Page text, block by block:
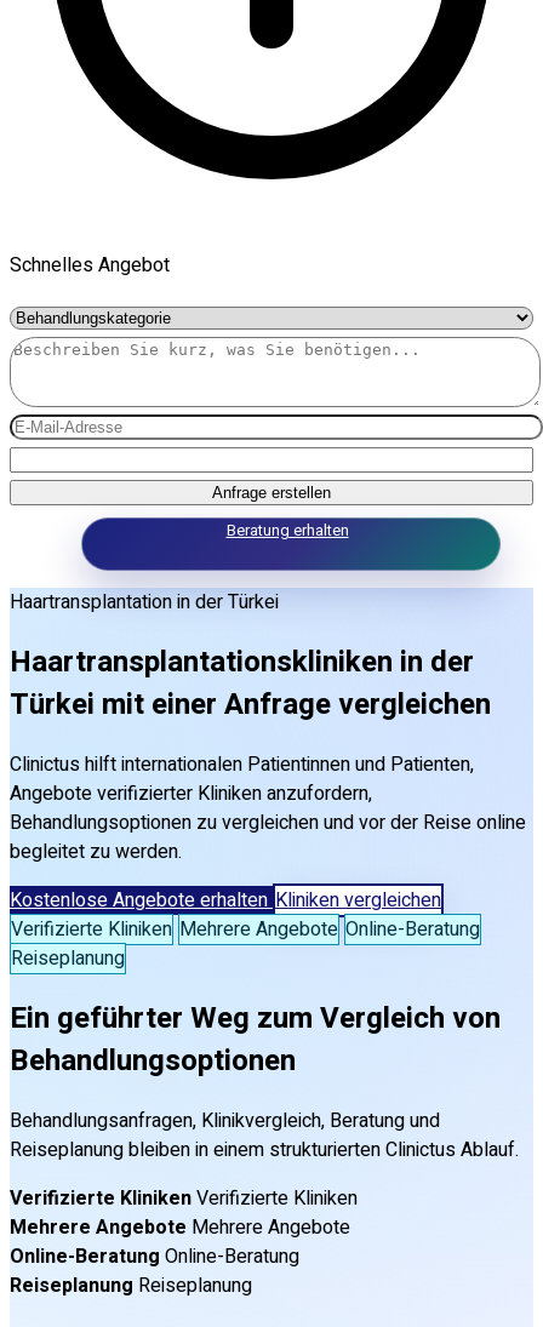
Schnelles Angebot
Anfrage erstellen
Beratung erhalten
Haartransplantation in der Türkei
Haartransplantationskliniken in der
Türkei mit einer Anfrage vergleichen
Clinictus hilft internationalen Patientinnen und Patienten,
Angebote verifizierter Kliniken anzufordern,
Behandlungsoptionen zu vergleichen und vor der Reise online
begleitet zu werden.
Kostenlose Angebote erhaltenKliniken vergleichen
Verifizierte Kliniken Mehrere Angebote Online-Beratung
Reiseplanung
Ein geführter Weg zum Vergleich von
Behandlungsoptionen
Behandlungsanfragen, Klinikvergleich, Beratung und
Reiseplanung bleiben in einem strukturierten Clinictus Ablauf.
Verifizierte KlinikenVerifizierte Kliniken
Mehrere Angebote Mehrere Angebote
Online-Beratung Online-Beratung
Reiseplanung Reiseplanung